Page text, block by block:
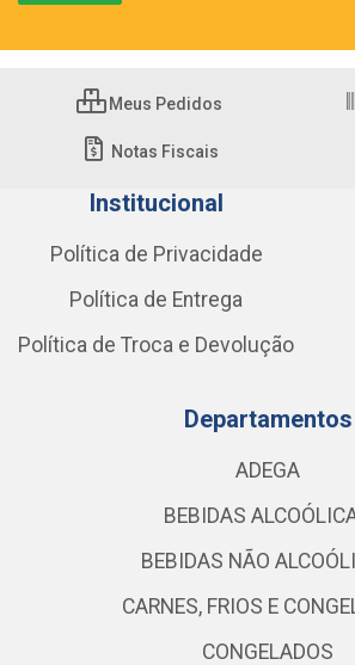
Meus Pedidos
Notas Fiscais
Institucional
Política de Privacidade
Política de Entrega
Política de Troca e Devolução
Departamentos
ADEGA
BEBIDAS
BEBIDAS NÃO
CARNES, FRIOS E
CONGELADOS